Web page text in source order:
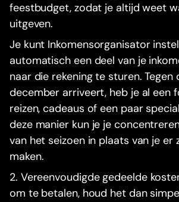
feestbudget, zodat je altijd weet
uitgeven.
Je kunt Inkomensorganisator
automatisch een deel van je
naar die rekening te sturen.
december arriveert, heb je al een
reizen, cadeaus of een paar
deze manier kun je je
van het seizoen in plaats van je er
maken.
2. Vereenvoudigde gedeelde
om te betalen, houd het dan